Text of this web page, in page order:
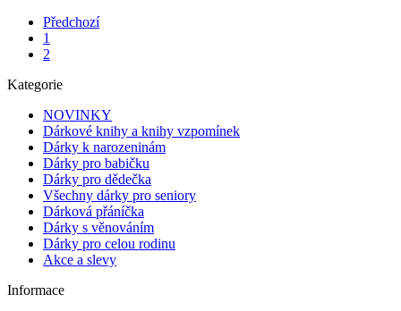
Předchozí
1
2
Kategorie
NOVINKY
Dárkové knihy a knihy vzpomínek
Dárky k narozeninám
Dárky pro babičku
Dárky pro dědečka
Všechny dárky pro seniory
Dárková přáníčka
Dárky s věnováním
Dárky pro celou rodinu
Akce a slevy
Informace